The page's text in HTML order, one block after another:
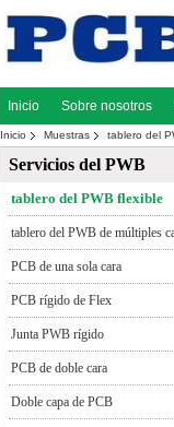
Inicio Sobre nosotros
Inicio Muestras tablero del
Servicios del PWB
tablero del PWB flexible
tablero del PWB de múltiples
PCB de una sola cara
PCB rígido de Flex
Junta PWB rígido
PCB de doble cara
Doble capa de PCB